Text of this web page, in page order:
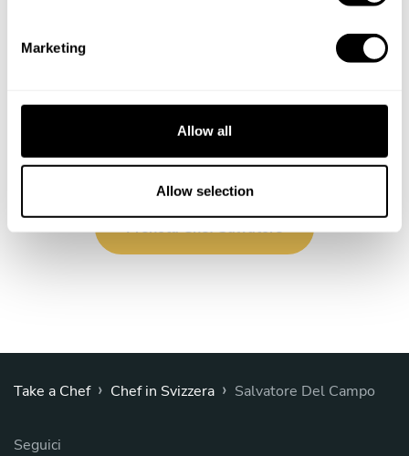
Marketing
Allow all
Allow selection
Prenota Chef Salvatore
Take a Chef › Chef in Svizzera › Salvatore Del Campo
Seguici